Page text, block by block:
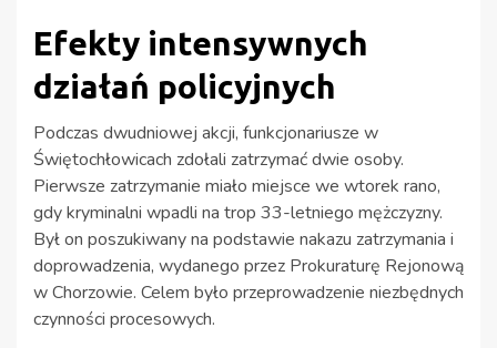
Efekty intensywnych
działań policyjnych
Podczas dwudniowej akcji, funkcjonariusze w
Świętochłowicach zdołali zatrzymać dwie osoby.
Pierwsze zatrzymanie miało miejsce we wtorek rano,
gdy kryminalni wpadli na trop 33-letniego mężczyzny.
Był on poszukiwany na podstawie nakazu zatrzymania i
doprowadzenia, wydanego przez Prokuraturę Rejonową
w Chorzowie. Celem było przeprowadzenie niezbędnych
czynności procesowych.